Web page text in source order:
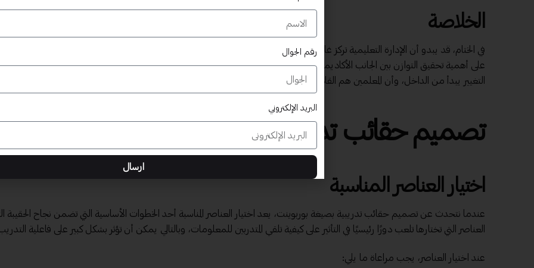
الخلاصة
في الختام، قد يبدو أن الإدارة التعليمية تركز غالباً على البنية التحتية والمواد الدراسية، ولكن لا يمكن تجاهل الجانب الأهم وهو المعلم. نسلط
على أهمية تحقيق التوازن بين الجانب الأكاديمي والمهني من خلال الاستثمار في مهارات المعلمين وتطوير فهمهم لمفهوم التطوير
التغيير يبدأ من الداخل، وأن المعلمين هم القادة الحقيقيون في إحداث هذا التغيير.
تصميمحقائب تدريبيةبصيغة بوربوينت
اختيار العناصر المناسبة
عندما نتحدث عن تصميم حقائب تدريبية بصيغة بوربوينت، يعد اختيار العناصر المناسبة أحد الخطوات الأساسية التي تضمن نجاح الحقيبة
العناصر التي تختارها تلعب دورًا رئيسيًا في التأثير على كيفية تلقي المتدربين للمعلومات، وبالتالي يمكن أن تؤثر بشكل كبير على فاعلية
عند اختيار العناصر، يجب مراعاة ما يلي:
رقم الجوال
البريد الإلكتروني
ارسال